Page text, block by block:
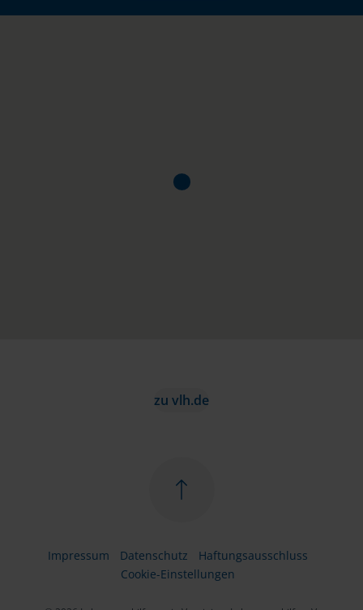
zu vlh.de
Impressum Datenschutz
Haftungsausschluss
Cookie-Einstellungen